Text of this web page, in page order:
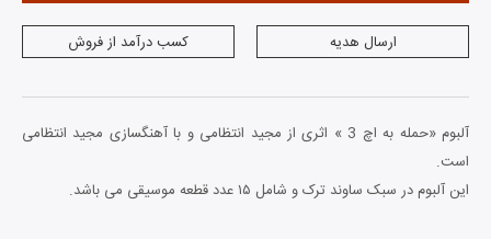
ارسال هدیه کسب درآمد از فروش
آلبوم «حمله به اچ 3 » اثری از مجید انتظامی و با آهنگسازی مجید انتظامی
است.
این آلبوم در سبک ساوند ترک و شامل ۱۵ عدد قطعه موسیقی می باشد.